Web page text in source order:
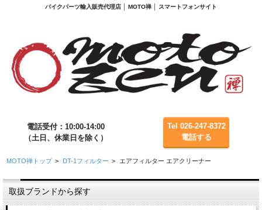
バイクパーツ輸入販売代理店 │ MOTO禅 │ スマートフォンサイト
電話受付：10:00-14:00
（土日、休業日を除く）
Tel 026-247-8372
電話する
MOTO禅トップ > DT-1フィルター > エアフィルター エアクリーナー
取扱ブランドから探す